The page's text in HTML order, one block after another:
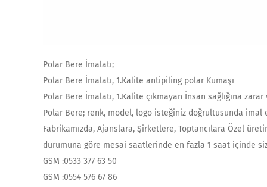
Polar Bere İmalatı;
Polar Bere İmalatı, 1.Kalite antipiling polar Kumaşı
Polar Bere İmalatı, 1.Kalite çıkmayan İnsan sağlığına
Polar Bere; renk, model, logo isteğiniz doğrultusunda imal
Fabrikamızda, Ajanslara, Şirketlere, Toptancılara Özel
durumuna göre mesai saatlerinde en fazla 1 saat içinde
GSM :0533 377 63 50
GSM :0554 576 67 86